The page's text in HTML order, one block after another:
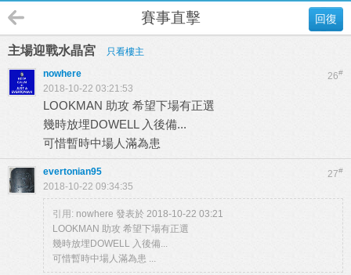
回復
賽事直擊
主場迎戰水晶宮 只看樓主
26#
nowhere
2018-10-22 03:21:53
LOOKMAN 助攻 希望下場有正選
幾時放埋DOWELL 入後備...
可惜暫時中場人滿為患
27#
evertonian95
2018-10-22 09:34:35
引用: nowhere 發表於 2018-10-22 03:21
LOOKMAN 助攻 希望下場有正選
幾時放埋DOWELL 入後備...
可惜暫時中場人滿為患 ...